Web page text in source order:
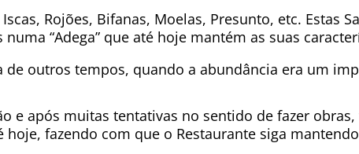
Rojões, Bifanas, Moelas, Presunto, etc. Estas
“Adega” que até hoje mantém as suas
de outros tempos, quando a abundância era um
e após muitas tentativas no sentido de fazer
fazendo com que o Restaurante siga